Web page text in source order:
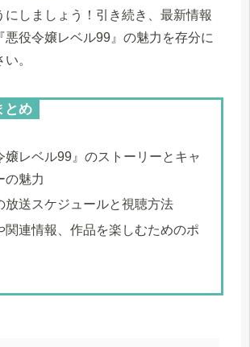
にしましょう！引き続き、最新情報
悪役令嬢レベル99』の魅力を存分に
。
とめ
嬢レベル99』のストーリーとキャ
の魅力
放送スケジュールと視聴方法
関連情報、作品を楽しむためのポ